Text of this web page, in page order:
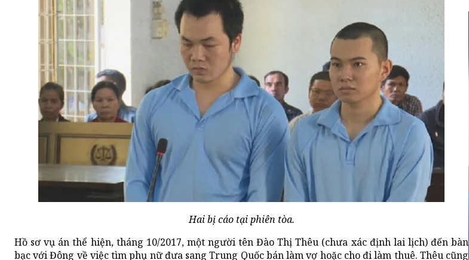
Hai bị cáo tại phiên tòa.
Hồ sơ vụ án thể hiện, tháng 10/2017, một người tên Đào Thị Thêu (chưa xác định lai lịch) đến bàn
bạc với Đông về việc tìm phụ nữ đưa sang Trung Quốc bán làm vợ hoặc cho đi làm thuê. Thêu cũng